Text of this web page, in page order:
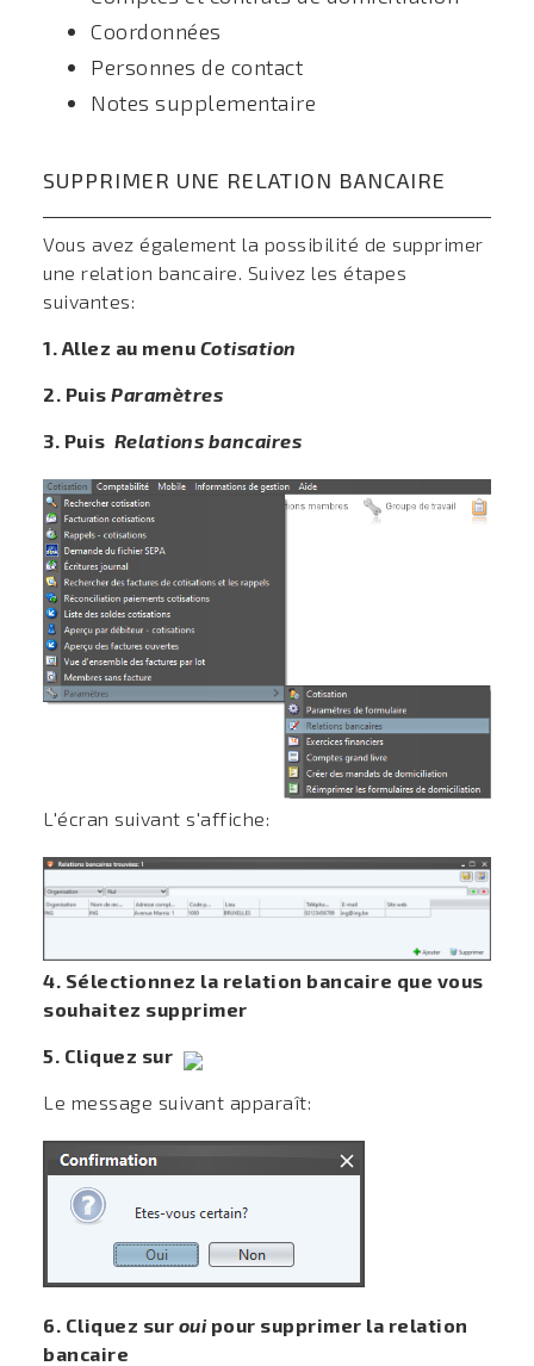
Coordonnées
Personnes de contact
Notes supplementaire
SUPPRIMER UNE RELATION BANCAIRE
Vous avez également la possibilité de supprimer
une relation bancaire. Suivez les étapes
suivantes:
1. Allez au menu Cotisation
2. Puis Paramètres
3. Puis Relations bancaires
L'écran suivant s'affiche:
4. Sélectionnez la relation bancaire que vous
souhaitez supprimer
5. Cliquez sur
Le message suivant apparaît:
6. Cliquez sur oui pour supprimer la relation
bancaire